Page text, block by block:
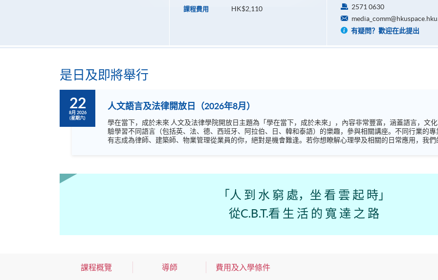
課程費用 HK$2,110
2571 0630
有疑問？歡迎在此提出
是日及即將舉行
22
8月 2026
(星期六)
人文語言及法律開放日（2026年8月）
學在當下，成於未來 人文及法律學院開放日主題為「學在當下，成於未來」，內容非常豐富，涵蓋語言，文化藝術及不同專業，絕不容錯過！ 歡迎閣下到來體
驗學習不同語言（包括英、法、德、西班牙、阿拉伯、日、韓和泰語）的樂趣，參與相關講座。不同行業的
有志成為律師、建築師、物業管理從業員的你，絕對是機會難逢。若你想瞭解心理學及相關的日常應用，我們的講座更是首選之列
「人 到 水 窮 處，坐 看 雲 起 時」
從C.B.T.看 生 活 的 寬 達 之 路
課程概覽 導師 費用及入學條件